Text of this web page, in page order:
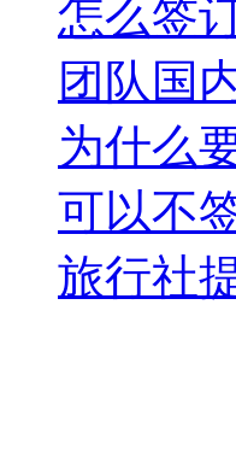
怎么签
团队国
为什么
可以不
旅行社